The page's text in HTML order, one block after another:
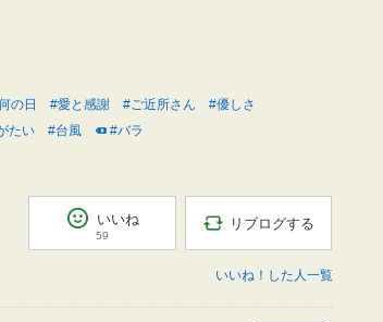
の日 #愛と感謝 #ご近所さん
#優しさ
たい #台風 #バラ
いいね
59
リブログする
いいね！した人一覧